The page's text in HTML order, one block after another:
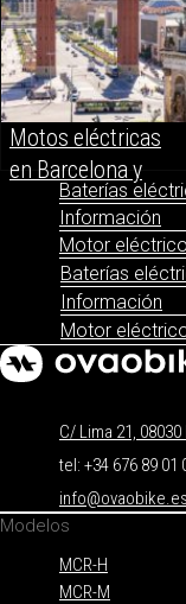
Motos eléctricas
en Barcelona y
puntos de recarga
Baterías
Información
Motor eléctrico
Baterías
Información
Motor
C/ Lima 21,
tel: +34 676 89 01
info@ovaobike.es
Modelos
MCR-H
MCR-M